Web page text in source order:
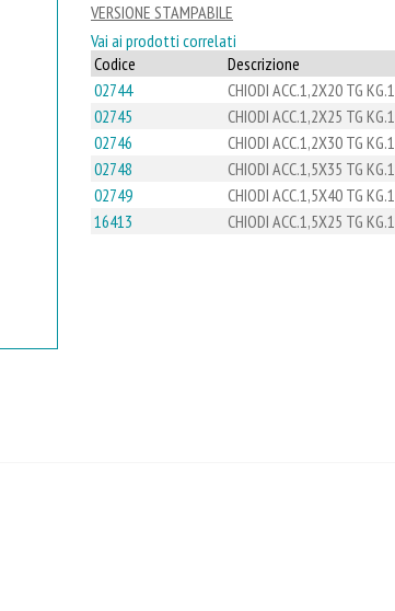
VERSIONE STAMPABILE
Vai ai prodotti correlati
Codice
Descrizione
02744
CHIODI ACC.1,2X20 TG KG.1
02745
CHIODI ACC.1,2X25 TG KG.1
02746
CHIODI ACC.1,2X30 TG KG.1
02748
CHIODI ACC.1,5X35 TG KG.1
02749
CHIODI ACC.1,5X40 TG KG.1
16413
CHIODI ACC.1,5X25 TG KG.1